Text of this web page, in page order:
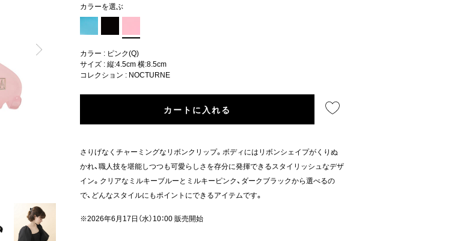
カラーを選ぶ
カラー : ピンク(Q)
サイズ : 縦:4.5cm 横:8.5cm
コレクション : NOCTURNE
カートに入れる
さりげなくチャーミングなリボンクリップ。ボディにはリボンシェイプがくりぬ
かれ、職人技を堪能しつつも可愛らしさを存分に発揮できるスタイリッシュなデザ
イン。クリアなミルキーブルーとミルキーピンク、ダークブラックから選べるの
で、どんなスタイルにもポイントにできるアイテムです。
※2026年6月17日（水）10：00 販売開始